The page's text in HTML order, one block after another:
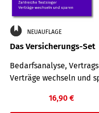
NEUAUFLAGE
Das Versicherungs-Set
Bedarfsanalyse,
Verträge wechseln und
16,90 €